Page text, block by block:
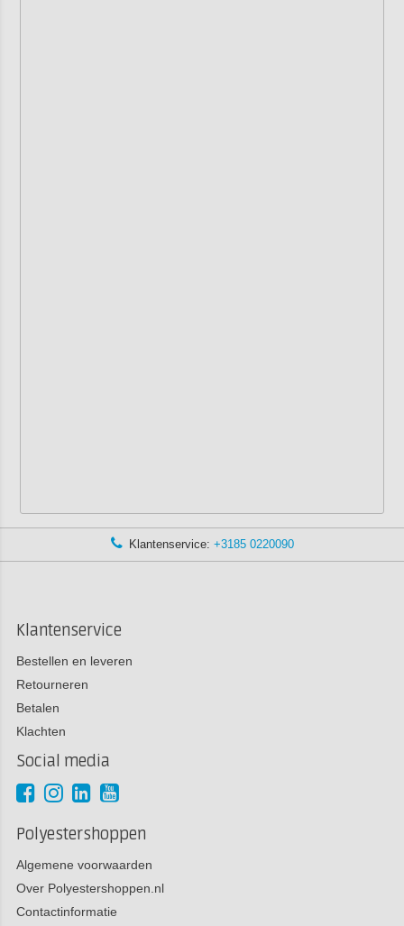
Klantenservice: +3185 0220090
Klantenservice
Bestellen en leveren
Retourneren
Betalen
Klachten
Social media
Polyestershoppen
Algemene voorwaarden
Over Polyestershoppen.nl
Contactinformatie